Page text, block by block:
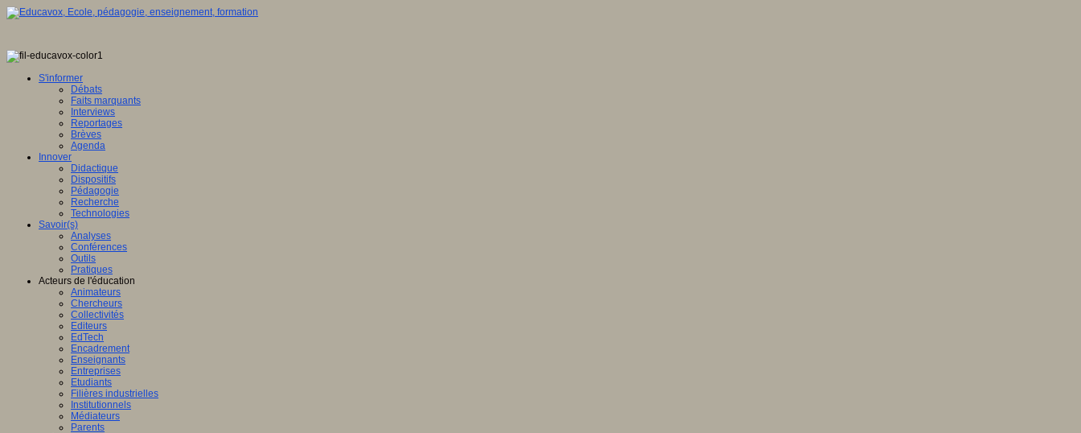
S'informer
Débats
Faits marquants
Interviews
Reportages
Brèves
Agenda
Innover
Didactique
Dispositifs
Pédagogie
Recherche
Technologies
Savoir(s)
Analyses
Conférences
Outils
Pratiques
Acteurs de l'éducation
Animateurs
Chercheurs
Collectivités
Editeurs
EdTech
Encadrement
Enseignants
Entreprises
Etudiants
Filières industrielles
Institutionnels
Médiateurs
Parents